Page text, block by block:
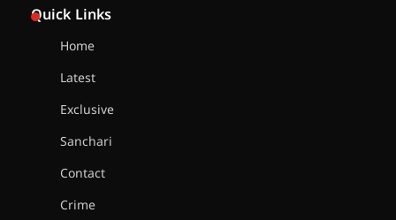
Quick Links
Home
Latest
Exclusive
Sanchari
Contact
Crime